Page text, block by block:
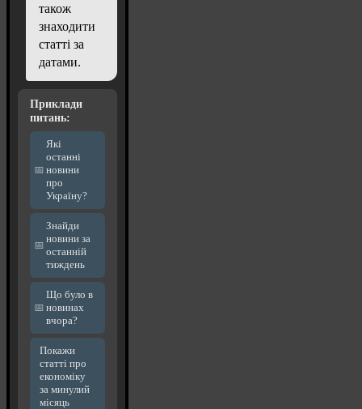
також
знаходити
статті за
датами.
Приклади
питань:
Які
останні
новини
про
Україну?
Знайди
новини за
останній
тиждень
Що було в
новинах
вчора?
Покажи
статті про
економіку
за минулий
місяць